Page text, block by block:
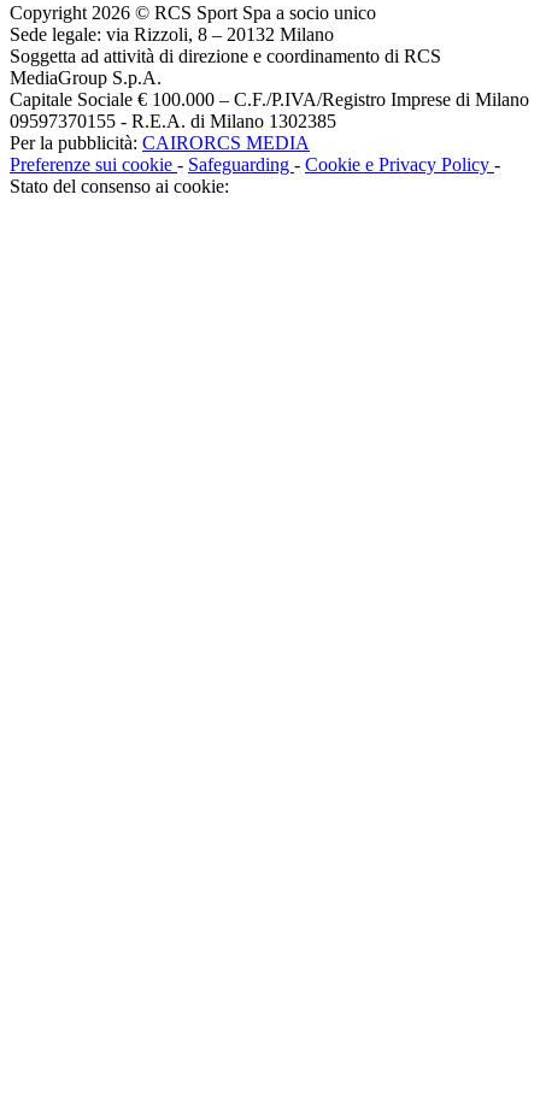
Copyright 2026 © RCS Sport Spa a socio unico
Sede legale: via Rizzoli, 8 – 20132 Milano
Soggetta ad attività di direzione e coordinamento di RCS
MediaGroup S.p.A.
Capitale Sociale € 100.000 – C.F./P.IVA/Registro Imprese di Milano
09597370155 - R.E.A. di Milano 1302385
Per la pubblicità: CAIRORCS MEDIA
Preferenze sui cookie - Safeguarding - Cookie e Privacy Policy -
Stato del consenso ai cookie: